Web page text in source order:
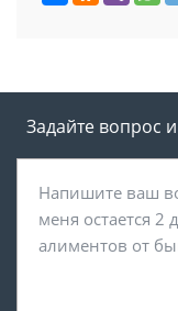
Задайте вопрос